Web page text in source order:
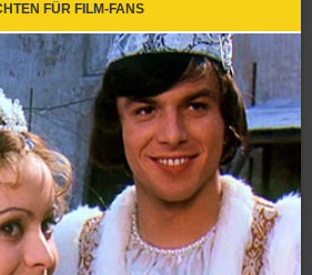
FÜR FILM-FANS